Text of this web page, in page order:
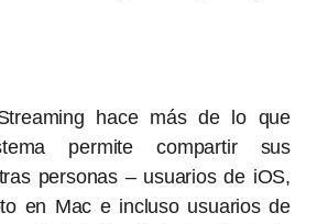
hace más de lo que
permite compartir sus
personas – usuarios de iOS,
en Mac e incluso usuarios de